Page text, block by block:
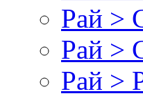
Рай >
Рай >
Рай >